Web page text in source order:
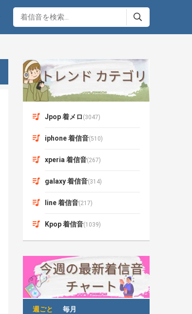
Jpop 着メロ (3047)
iphone 着信音(510)
xperia 着信音(267)
galaxy 着信音(314)
line 着信音(217)
Kpop 着信音(1039)
週ごと 毎月